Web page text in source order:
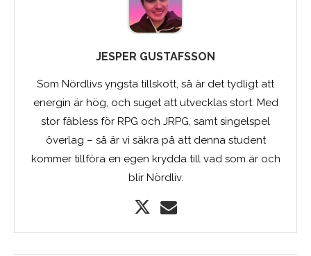
JESPER GUSTAFSSON
Som Nördlivs yngsta tillskott, så är det tydligt att
energin är hög, och suget att utvecklas stort. Med
stor fäbless för RPG och JRPG, samt singelspel
överlag – så är vi säkra på att denna student
kommer tillföra en egen krydda till vad som är och
blir Nördliv.